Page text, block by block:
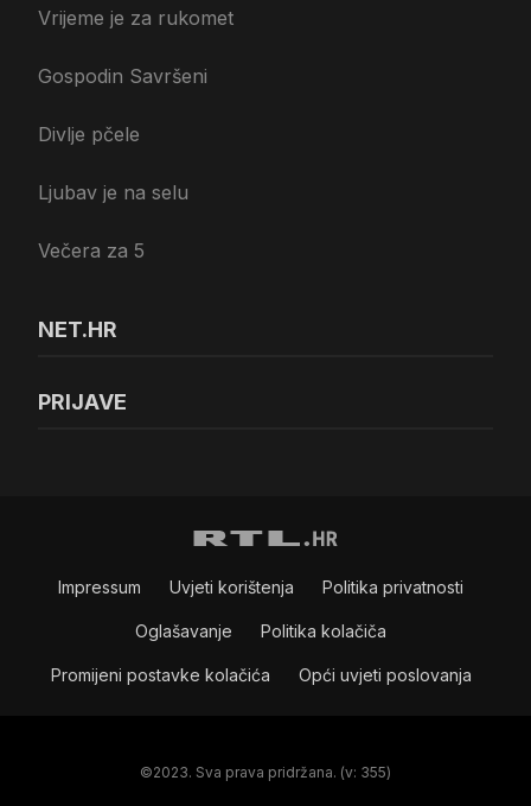
Vrijeme je za rukomet
Gospodin Savršeni
Divlje pčele
Ljubav je na selu
Večera za 5
NET.HR
PRIJAVE
Impressum Uvjeti korištenja Politika privatnosti
Oglašavanje Politika kolačiča
Promijeni postavke kolačića Opći uvjeti poslovanja
©2023. Sva prava pridržana. (v: 355)